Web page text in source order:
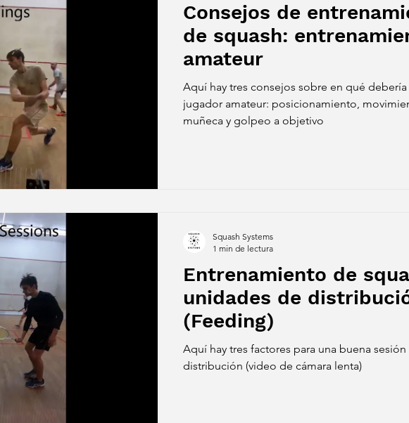
Consejos de
de squash:
amateur
Aquí hay tres consejos sobre en qué debería
jugador amateur: posicionamiento,
muñeca y golpeo a objetivo
Entrenamiento de
unidades de
(Feeding)
Aquí hay tres factores para una buena sesión
distribución (video de cámara lenta)
Squash Systems
1 min de lectura